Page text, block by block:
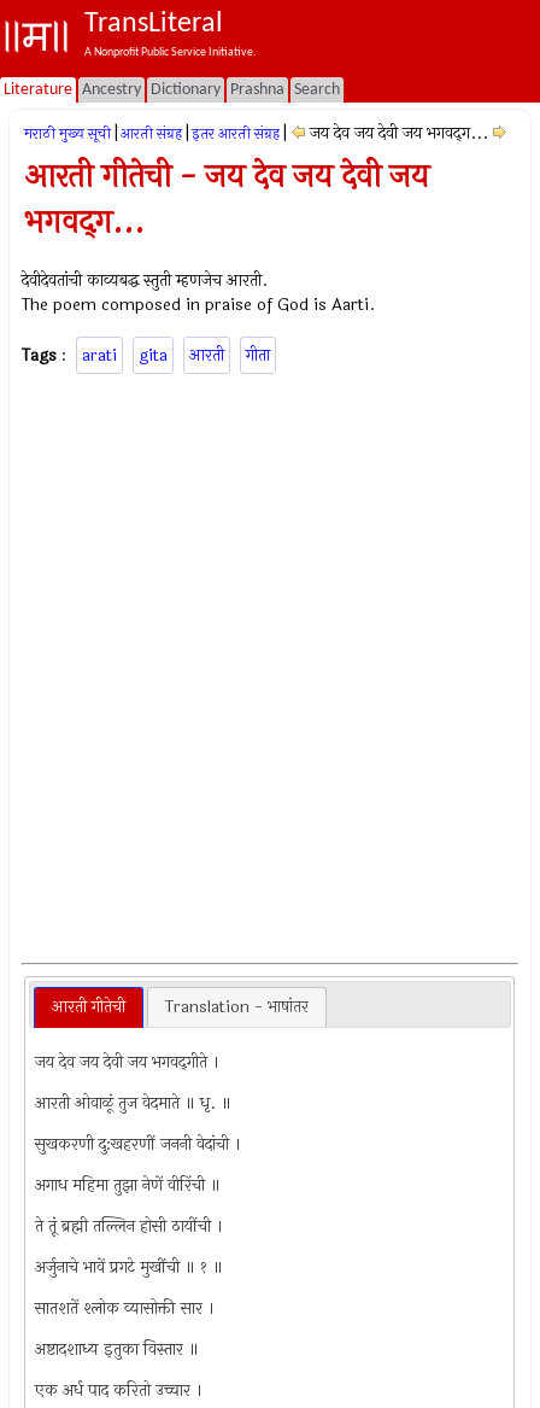
TransLiteral
A Nonprofit Public Service Initiative.
Literature Ancestry Dictionary Prashna Search
मराठी मुख्य सूची आरती संग्रह इतर आरती संग्रह जय देव जय देवी जय भगवद्‌ग...
आरती गीतेची - जय देव जय देवी जय
भगवद्‌ग...
देवीदेवतांची काव्यबद्ध स्तुती म्हणजेच आरती.
The poem composed in praise of God is Aarti.
Tags : arati gita आरती गीता
आरती गीतेची Translation - भाषांतर
जय देव जय देवी जय भगवद्‌गीते ।
आरती ओवाळूं तुज वेदमाते ॥ धृ. ॥
सुखकरणी दु:खहरणीं जननी वेदांची ।
अगाध महिमा तुझा नेणें वीरिंची ॥
ते तूं ब्रह्मी तल्लिन होसी ठायींची ।
अर्जुनाचे भावें प्रगटे मुखींची ॥ १ ॥
सातशतें श्लोक व्यासोक्ती सार ।
अष्टादशाध्य इतुका विस्तार ॥
एक अर्ध पाद करितो उच्चार ।